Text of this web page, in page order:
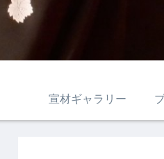
宣材ギャラリー